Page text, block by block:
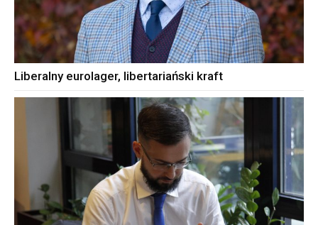
Liberalny eurolager, libertariański kraft